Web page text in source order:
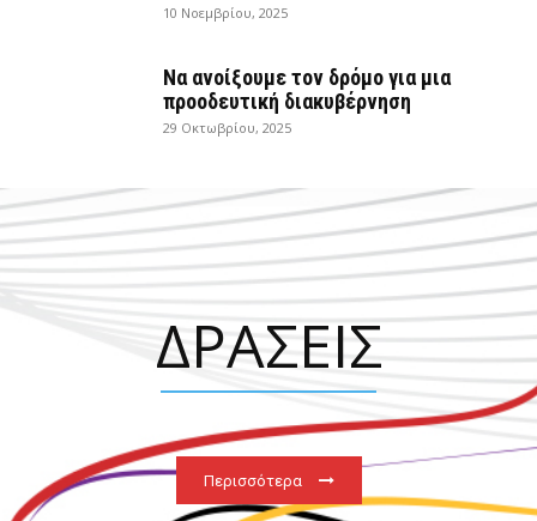
10 Νοεμβρίου, 2025
Να ανοίξουμε τον δρόμο για μια
προοδευτική διακυβέρνηση
29 Οκτωβρίου, 2025
ΔΡΑΣΕΙΣ
Περισσότερα